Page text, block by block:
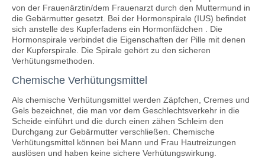
von der Frauenärztin/dem Frauenarzt durch den Muttermund in
die Gebärmutter gesetzt. Bei der Hormonspirale (IUS) befindet
sich anstelle des Kupferfadens ein Hormonfädchen . Die
Hormonspirale verbindet die Eigenschaften der Pille mit denen
der Kupferspirale. Die Spirale gehört zu den sicheren
Verhütungsmethoden.
Chemische Verhütungsmittel
Als chemische Verhütungsmittel werden Zäpfchen, Cremes und
Gels bezeichnet, die man vor dem Geschlechtsverkehr in die
Scheide einführt und die durch einen zähen Schleim den
Durchgang zur Gebärmutter verschließen. Chemische
Verhütungsmittel können bei Mann und Frau Hautreizungen
auslösen und haben keine sichere Verhütungswirkung.